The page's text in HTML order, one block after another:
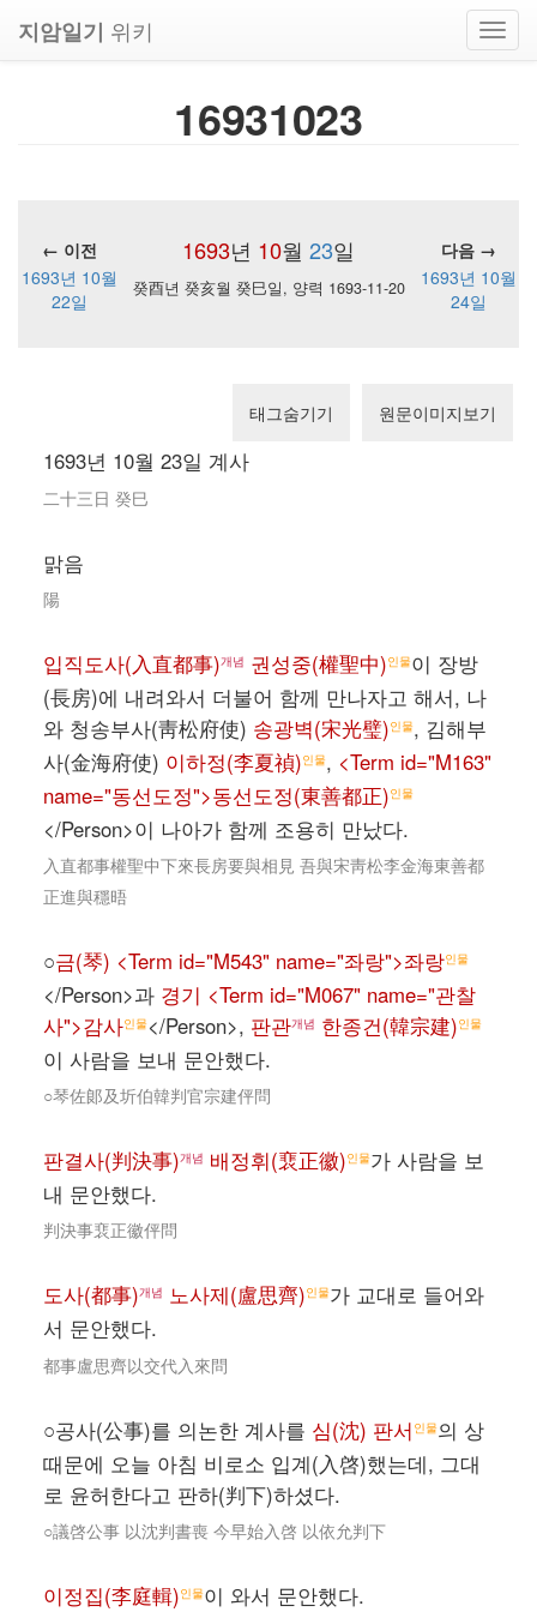
지암일기 위키
16931023
1693년 10월 23일
← 이전
다음 →
1693년 10월
22일
癸酉년 癸亥월 癸巳일, 양력 1693-11-20
1693년 10월
24일
태그숨기기 원문이미지보기
1693년 10월 23일 계사
二十三日 癸巳
맑음
陽
입직도사(入直都事)개념 권성중(權聖中)인물이 장방
(長房)에 내려와서 더불어 함께 만나자고 해서, 나
와 청송부사(靑松府使) 송광벽(宋光璧)인물, 김해부
사(金海府使) 이하정(李夏禎)인물, <Term id="M163"
name="동선도정">동선도정(東善都正)인물
</Person>이 나아가 함께 조용히 만났다.
入直都事權聖中下來長房要與相見 吾與宋靑松李金海東善都
正進與穩晤
○금(琴) <Term id="M543" name="좌랑">좌랑인물
</Person>과 경기 <Term id="M067" name="관찰
사">감사인물</Person>, 판관개념 한종건(韓宗建)인물
이 사람을 보내 문안했다.
○琴佐郞及圻伯韓判官宗建伻問
판결사(判決事)개념 배정휘(裵正徽)인물가 사람을 보
내 문안했다.
判決事裵正徽伻問
도사(都事)개념 노사제(盧思齊)인물가 교대로 들어와
서 문안했다.
都事盧思齊以交代入來問
○공사(公事)를 의논한 계사를 심(沈) 판서 인물의 상
때문에 오늘 아침 비로소 입계(入啓)했는데, 그대
로 윤허한다고 판하(判下)하셨다.
○議啓公事 以沈判書喪 今早始入啓 以依允判下
이정집(李庭輯)인물이 와서 문안했다.